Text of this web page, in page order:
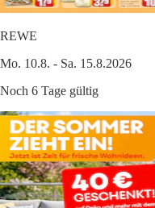
REWE
Mo. 10.8. - Sa. 15.8.2026
Noch 6 Tage gültig